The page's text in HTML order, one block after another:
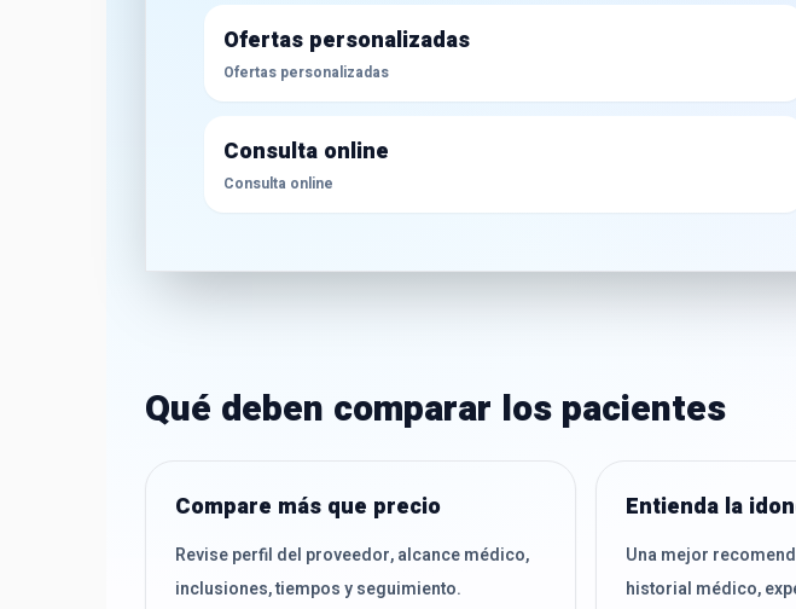
Ofertas personalizadas
Ofertas personalizadas
Consulta online
Consulta online
Qué deben comparar los pacientes
Compare más que precio
Revise perfil del proveedor, alcance médico,
inclusiones, tiempos y seguimiento.
Entienda la
Una mejor
historial médico,